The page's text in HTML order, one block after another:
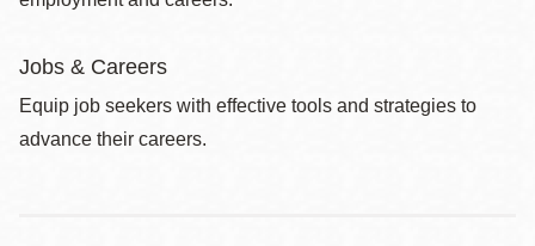
Jobs & Careers
Equip job seekers with effective tools and strategies to
advance their careers.